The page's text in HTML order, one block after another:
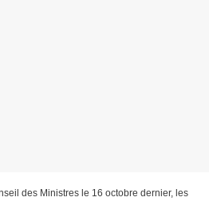
des Ministres le 16 octobre dernier, les